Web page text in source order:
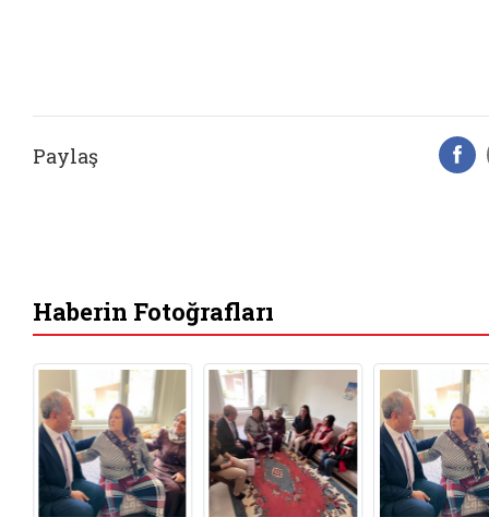
Paylaş
Haberin Fotoğrafları